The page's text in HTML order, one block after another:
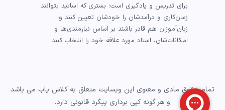
برای تدریس و یادگیری است؛ بستری که اساتید بتوانند
زمان‌کاری و درآمدشان را خودشان تعیین کنند و
زبان‌آموزان هم قادر باشند بر اساس نیازمندی‌ها و
امکانات‌شان، استاد مورد علاقه خود را انتخاب کنند.
تمام حقوق مادی و معنوی این وبسایت متعلق به کلاس یاب می باشد
و هر گونه کپی برداری پیگرد قانونی دارد.